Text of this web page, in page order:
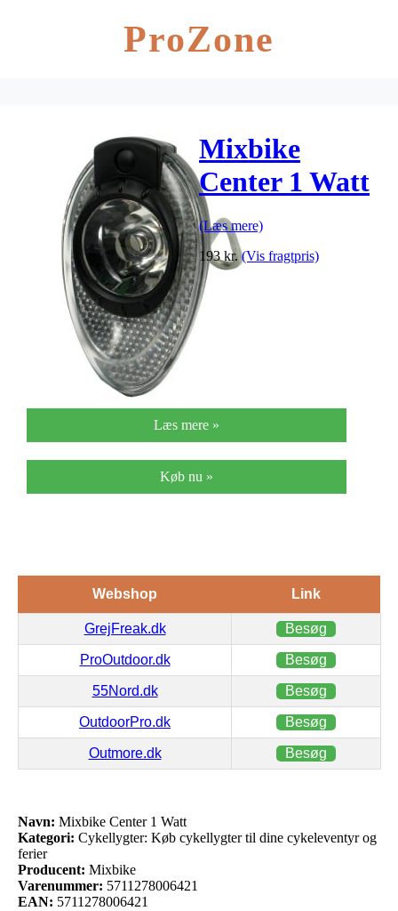
ProZone
Mixbike
Center 1 Watt
(Læs mere)
193 kr. (Vis fragtpris)
Læs mere »
Køb nu »
Webshop Link
GrejFreak.dk Besøg
ProOutdoor.dk Besøg
55Nord.dk Besøg
OutdoorPro.dk Besøg
Outmore.dk Besøg
Navn: Mixbike Center 1 Watt
Kategori: Cykellygter: Køb cykellygter til dine cykeleventyr og
ferier
Producent: Mixbike
Varenummer: 5711278006421
EAN: 5711278006421